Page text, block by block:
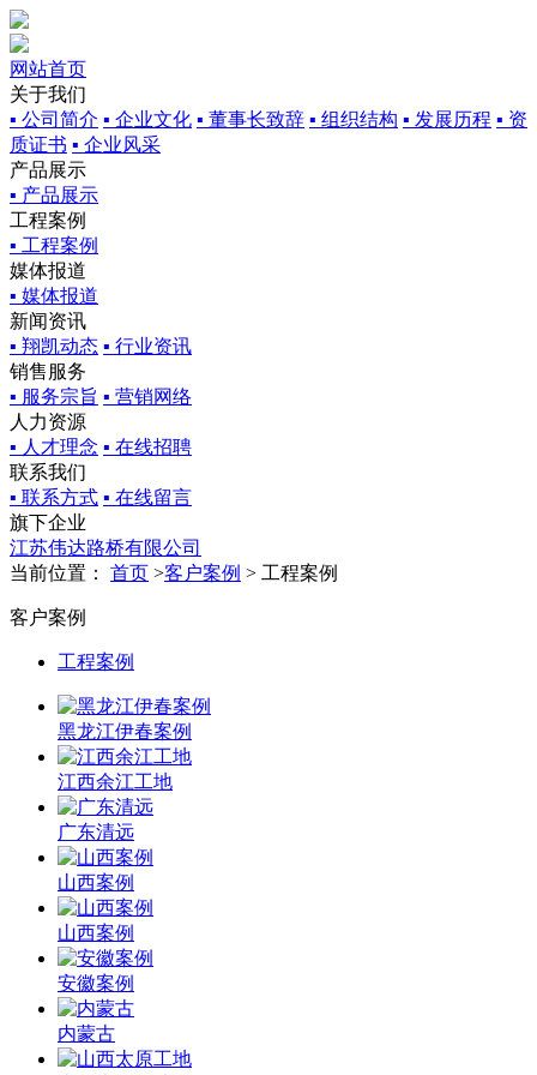
网站首页
关于我们
▪ 公司简介 ▪ 企业文化 ▪ 董事长致辞 ▪ 组织结构 ▪ 发展历程 ▪ 资
质证书 ▪ 企业风采
产品展示
▪ 产品展示
工程案例
▪ 工程案例
媒体报道
▪ 媒体报道
新闻资讯
▪ 翔凯动态 ▪ 行业资讯
销售服务
▪ 服务宗旨 ▪ 营销网络
人力资源
▪ 人才理念 ▪ 在线招聘
联系我们
▪ 联系方式 ▪ 在线留言
旗下企业
江苏伟达路桥有限公司
当前位置： 首页 >客户案例 > 工程案例
客户案例
工程案例
黑龙江伊春案例
江西余江工地
广东清远
山西案例
山西案例
安徽案例
内蒙古